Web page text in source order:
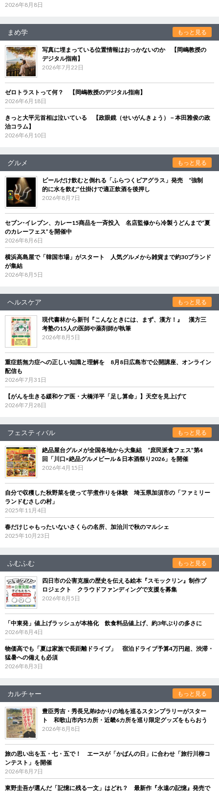
2026年8月8日
まめ学 もっと見る
写真に埋まっている位置情報はおっかないのか 【岡嶋教授の
デジタル指南】
2026年7月22日
ゼロトラストって何？ 【岡嶋教授のデジタル指南】
2026年6月18日
きっと大平元首相は泣いている 【政眼鏡（せいがんきょう）－本田雅俊の政
治コラム】
2026年6月10日
グルメ もっと見る
ビールだけ飲むと倒れる「ふらつくビアグラス」発売 “強制
的に水を飲む”仕掛けで適正飲酒を後押し
2026年8月7日
セブン‐イレブン、カレー15商品を一斉投入 名店監修から冷製うどんまで“夏
のカレーフェス”を開催中
2026年8月6日
横浜高島屋で「韓国市場」がスタート 人気グルメから雑貨まで約30ブランド
が集結
2026年8月5日
ヘルスケア もっと見る
現代書林から新刊『こんなときには、まず、漢方！』 漢方三
考塾の15人の医師や薬剤師が執筆
2026年8月5日
重症筋無力症への正しい知識と理解を 8月8日広島市で公開講座、オンライン
配信も
2026年7月31日
【がんを生きる緩和ケア医・大橋洋平「足し算命」】天空を見上げて
2026年7月28日
フェスティバル もっと見る
絶品屋台グルメが全国各地から大集結 “庶民派食フェス”第4
回「川口×絶品グルメビール＆日本酒祭り2026」を開催
2026年4月15日
自分で収穫した秋野菜を使って芋煮作りを体験 埼玉県加須市の「ファミリー
ランドむさしの村」
2025年11月4日
春だけじゃもったいないさくらの名所、加治川で秋のマルシェ
2025年10月23日
ふむふむ もっと見る
四日市の公害克服の歴史を伝える絵本『スモックリン』制作プ
ロジェクト クラウドファンディングで支援を募集
2026年8月5日
「中東発」値上げラッシュが本格化 飲食料品値上げ、約3年ぶりの多さに
2026年8月4日
物価高でも「夏は家族で長距離ドライブ」 宿泊ドライブ予算4万円超、渋滞・
猛暑への備えも必須
2026年8月3日
カルチャー もっと見る
豊臣秀吉・秀長兄弟ゆかりの地を巡るスタンプラリーがスター
ト 和歌山市内5カ所・近畿6カ所を巡り限定グッズをもらおう
2026年8月8日
旅の思い出を五・七・五で！ エースが「かばんの日」に合わせ「旅行川柳コ
ンテスト」を開催
2026年8月7日
東野圭吾が選んだ「記憶に残る一文」はどれ？ 最新作『永遠の記憶』発売で